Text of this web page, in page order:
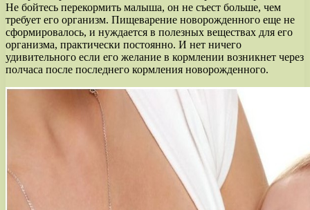
Не бойтесь перекормить малыша, он не съест больше, чем
требует его организм. Пищеварение новорожденного еще не
сформировалось, и нуждается в полезных веществах для его
организма, практически постоянно. И нет ничего
удивительного если его желание в кормлении возникнет через
полчаса после последнего кормления новорожденного.